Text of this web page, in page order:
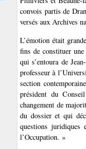
convois partis de
versés aux Archives
L’émotion était
fins de constituer
qui s’entoura de
professeur à
section
président du
changement de
du dossier et qui
questions juridiques
l’Occupation. »